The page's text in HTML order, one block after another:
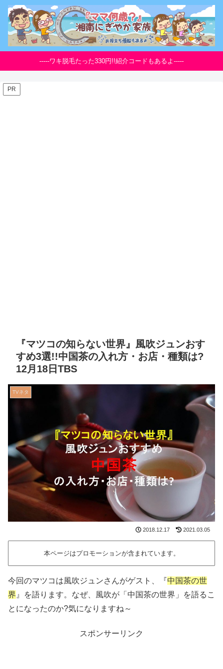
-----ワキ脱毛たった330円!!紹介コードもあるよ-----
PR
『マツコの知らない世界』風吹ジュンおす
すめ3選!!中国茶の入れ方・お店・種類は?
12月18日TBS
TVネタ
2018.12.17 2021.03.05
本ページはプロモーションが含まれています。
今回のマツコは風吹ジュンさんがゲスト、『中国茶の世
界 』を語ります。なぜ、風吹が「中国茶の世界」を語るこ
とになったのか?気になりますね～
スポンサーリンク